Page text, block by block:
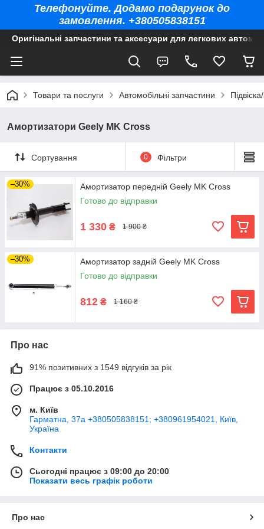
Телефонуйте. Додамо подарунок до
замовлення. +380505838151
Оригінальні запчастини та аксесуари для легкових
Товари та послуги Автомобільні запчастини
Амортизатори Geely MK Cross
Сортування 0 Фільтри
–30%
Амортизатор передній Geely MK Cross
Готово до відправки
1 330 ₴ 1 900 ₴
–30%
Амортизатор задній Geely MK Cross
Готово до відправки
812 ₴ 1 160 ₴
Про нас
91% позитивних з 1549 відгуків за рік
Працює з 05.10.2016
м. Київ
Гарматна, 37а +380505838151; +380961954021, Київ,
Україна
Контакти
Сьогодні працює з 09:00 до 20:00
Показати весь графік роботи
Про нас